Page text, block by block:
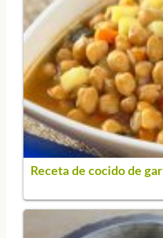
Receta de cocido de